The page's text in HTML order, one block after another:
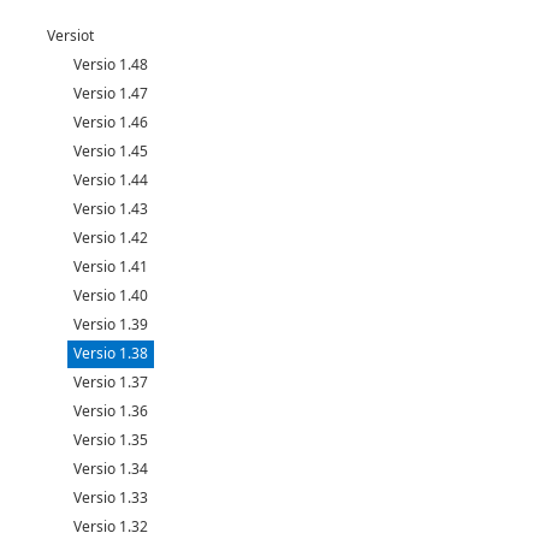
Versiot
Versio 1.48
Versio 1.47
Versio 1.46
Versio 1.45
Versio 1.44
Versio 1.43
Versio 1.42
Versio 1.41
Versio 1.40
Versio 1.39
Versio 1.38
Versio 1.37
Versio 1.36
Versio 1.35
Versio 1.34
Versio 1.33
Versio 1.32